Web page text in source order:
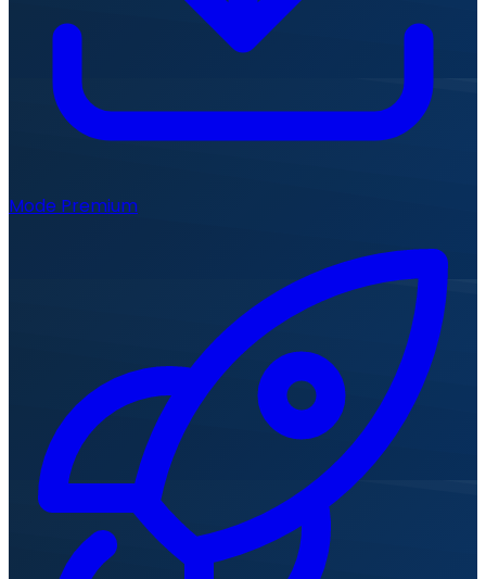
Mode Premium